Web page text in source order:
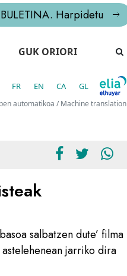
BULETINA. Harpidetu
GUK ORIORI
FR EN CA GL
automatikoa / Machine translation
salbatzen dute’ filma
jarriko dira